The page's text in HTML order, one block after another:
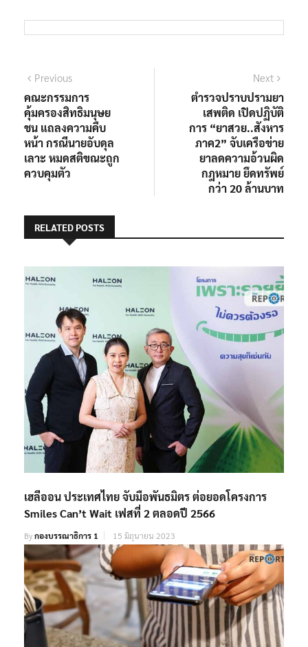
Previous
คณะกรรมการ
คุ้มครองสิทธิมนุษย
ชน แถลงความคืบ
หน้า กรณีนายอับดุล
เลาะ หมดสติขณะถูก
ควบคุมตัว
Next
ตำรวจปราบปรามยา
เสพติด เปิดปฏิบัติ
การ “ยาสวย..สังหาร
ภาค2” จับเครือข่าย
ยาลดความอ้วนผิด
กฎหมาย ยึดทรัพย์
กว่า 20 ล้านบาท
RELATED POSTS
เฮลีออน ประเทศไทย จับมือพันธมิตร ต่อยอดโครงการ
Smiles Can’t Wait เฟสที่ 2 ตลอดปี 2566
Byกองบรรณาธิการ 1 15 มิถุนายน 2023